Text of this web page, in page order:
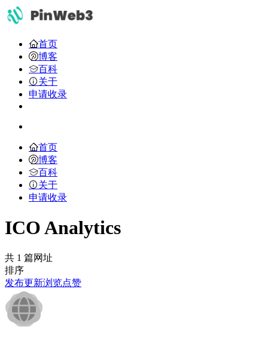
首页
博客
百科
关于
申请收录
首页
博客
百科
关于
申请收录
ICO Analytics
共 1 篇网址
排序
发布更新浏览点赞